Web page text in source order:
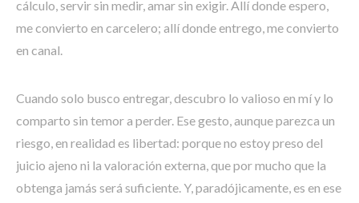
cálculo, servir sin medir, amar sin exigir. Allí donde espero,
me convierto en carcelero; allí donde entrego, me convierto
en canal.
Cuando solo busco entregar, descubro lo valioso en mí y lo
comparto sin temor a perder. Ese gesto, aunque parezca un
riesgo, en realidad es libertad: porque no estoy preso del
juicio ajeno ni la valoración externa, que por mucho que la
obtenga jamás será suficiente. Y, paradójicamente, es en ese